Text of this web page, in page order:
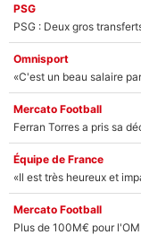
PSG
Omnisport
Mercato Football
Équipe de France
Mercato Football